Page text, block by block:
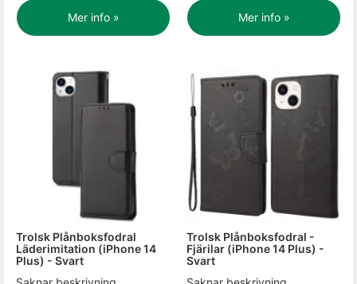
Mer info » Mer info »
Trolsk Plånboksfodral
Läderimitation (iPhone 14
Plus) - Svart
Trolsk Plånboksfodral -
Fjärilar (iPhone 14 Plus) -
Svart